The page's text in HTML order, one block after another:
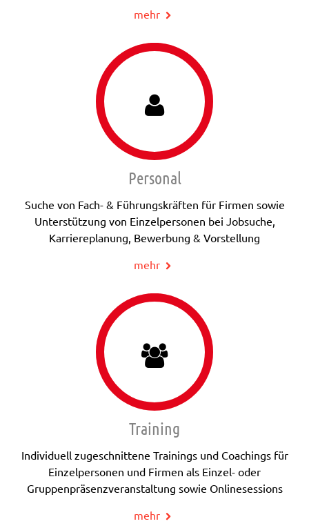
mehr
Personal
Suche von Fach- & Führungskräften für Firmen sowie
Unterstützung von Einzelpersonen bei Jobsuche,
Karriereplanung, Bewerbung & Vorstellung
mehr
Training
Individuell zugeschnittene Trainings und Coachings für
Einzelpersonen und Firmen als Einzel- oder
Gruppenpräsenzveranstaltung sowie Onlinesessions
mehr